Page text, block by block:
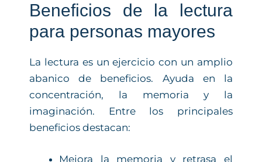
Beneficios de la lectura
para personas mayores
La lectura es un ejercicio con un amplio
abanico de beneficios. Ayuda en la
concentración, la memoria y la
imaginación. Entre los principales
beneficios destacan:
Mejora la memoria y retrasa el